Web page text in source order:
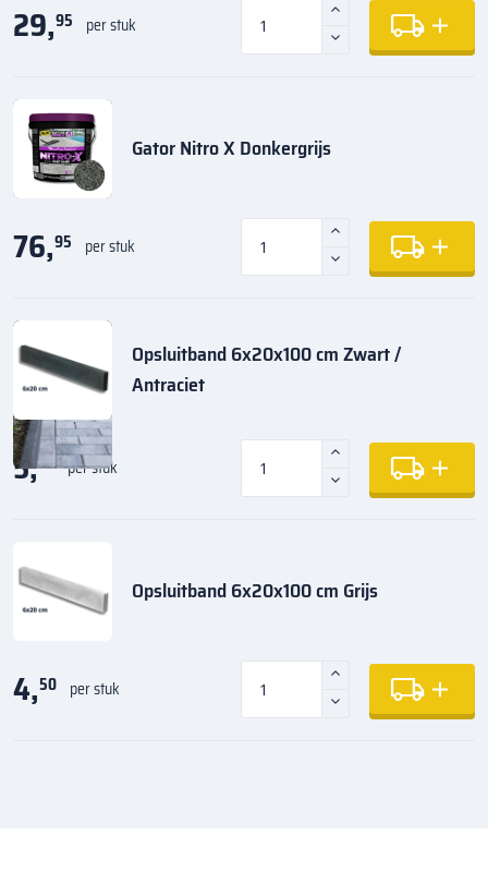
29,95 per stuk
Gator Nitro X Donkergrijs
76,95 per stuk
Opsluitband 6x20x100 cm Zwart /
Antraciet
5,35 per stuk
Opsluitband 6x20x100 cm Grijs
4,50 per stuk